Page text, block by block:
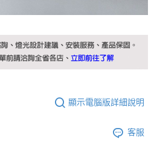
顯示電腦版詳細說明
客服